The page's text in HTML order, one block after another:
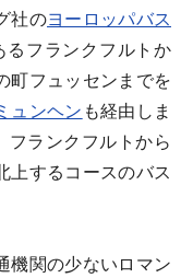
社のヨーロッパバス
るフランクフルトか
町フュッセンまでを
ュンヘン も経由しま
フランクフルトから
上するコースのバス
機関の少ないロマン